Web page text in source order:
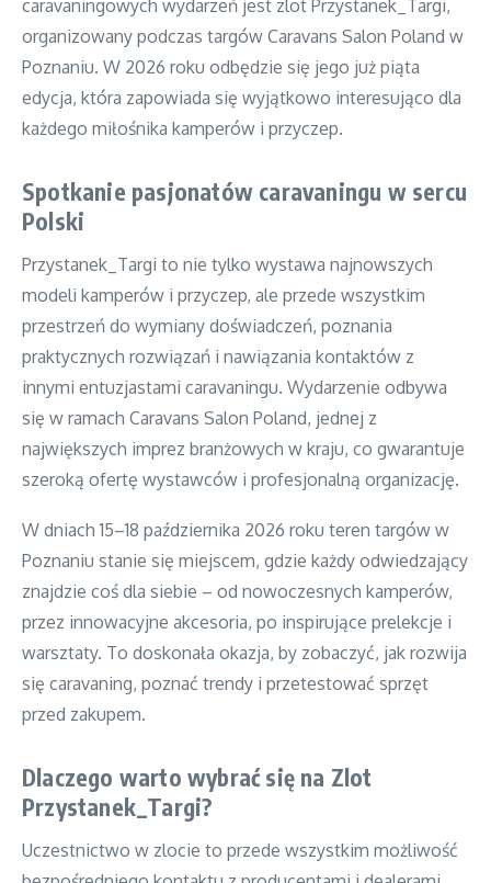
caravaningowych wydarzeń jest zlot Przystanek_Targi,
organizowany podczas targów Caravans Salon Poland w
Poznaniu. W 2026 roku odbędzie się jego już piąta
edycja, która zapowiada się wyjątkowo interesująco dla
każdego miłośnika kamperów i przyczep.
Spotkanie pasjonatów caravaningu w sercu
Polski
Przystanek_Targi to nie tylko wystawa najnowszych
modeli kamperów i przyczep, ale przede wszystkim
przestrzeń do wymiany doświadczeń, poznania
praktycznych rozwiązań i nawiązania kontaktów z
innymi entuzjastami caravaningu. Wydarzenie odbywa
się w ramach Caravans Salon Poland, jednej z
największych imprez branżowych w kraju, co gwarantuje
szeroką ofertę wystawców i profesjonalną organizację.
W dniach 15–18 października 2026 roku teren targów w
Poznaniu stanie się miejscem, gdzie każdy odwiedzający
znajdzie coś dla siebie – od nowoczesnych kamperów,
przez innowacyjne akcesoria, po inspirujące prelekcje i
warsztaty. To doskonała okazja, by zobaczyć, jak rozwija
się caravaning, poznać trendy i przetestować sprzęt
przed zakupem.
Dlaczego warto wybrać się na Zlot
Przystanek_Targi?
Uczestnictwo w zlocie to przede wszystkim możliwość